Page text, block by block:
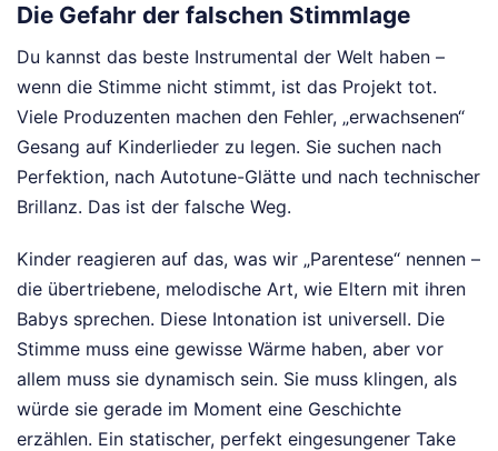
Die Gefahr der falschen Stimmlage
Du kannst das beste Instrumental der Welt haben –
wenn die Stimme nicht stimmt, ist das Projekt tot.
Viele Produzenten machen den Fehler, „erwachsenen“
Gesang auf Kinderlieder zu legen. Sie suchen nach
Perfektion, nach Autotune-Glätte und nach technischer
Brillanz. Das ist der falsche Weg.
Kinder reagieren auf das, was wir „Parentese“ nennen –
die übertriebene, melodische Art, wie Eltern mit ihren
Babys sprechen. Diese Intonation ist universell. Die
Stimme muss eine gewisse Wärme haben, aber vor
allem muss sie dynamisch sein. Sie muss klingen, als
würde sie gerade im Moment eine Geschichte
erzählen. Ein statischer, perfekt eingesungener Take